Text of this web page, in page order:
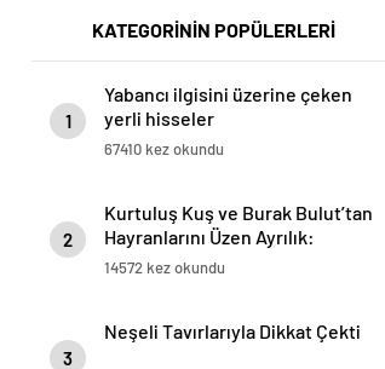
KATEGORİNİN POPÜLERLERİ
1
Yabancı ilgisini üzerine çeken
yerli hisseler
67410 kez okundu
2
Kurtuluş Kuş ve Burak Bulut’tan
Hayranlarını Üzen Ayrılık:
“Birlikte Son Sahnede, Son
14572 kez okundu
3
Neşeli Tavırlarıyla Dikkat Çekti